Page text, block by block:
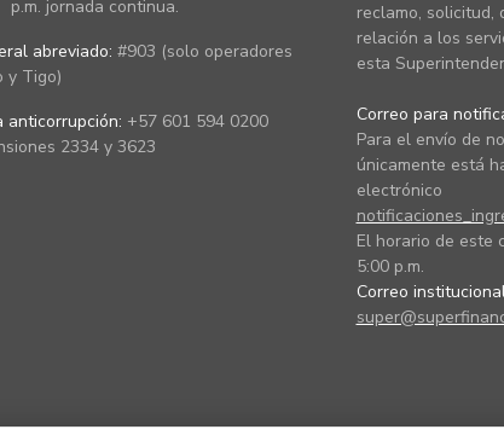
p.m. jornada continua.
abreviado: #903 (solo operadores
y Tigo)
anticorrupción: +57 601 594 0200
2334 y 3623
reclamo, solicitud,
relación a los
esta
Correo para
Para el envío de
únicamente está
electrónico
El horario de este
5:00 p.m.
Correo